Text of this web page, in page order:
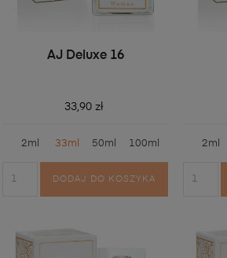
AJ Deluxe 16
33,90 zł
2ml 33ml 50ml 100ml
DODAJ DO KOSZYKA
2ml